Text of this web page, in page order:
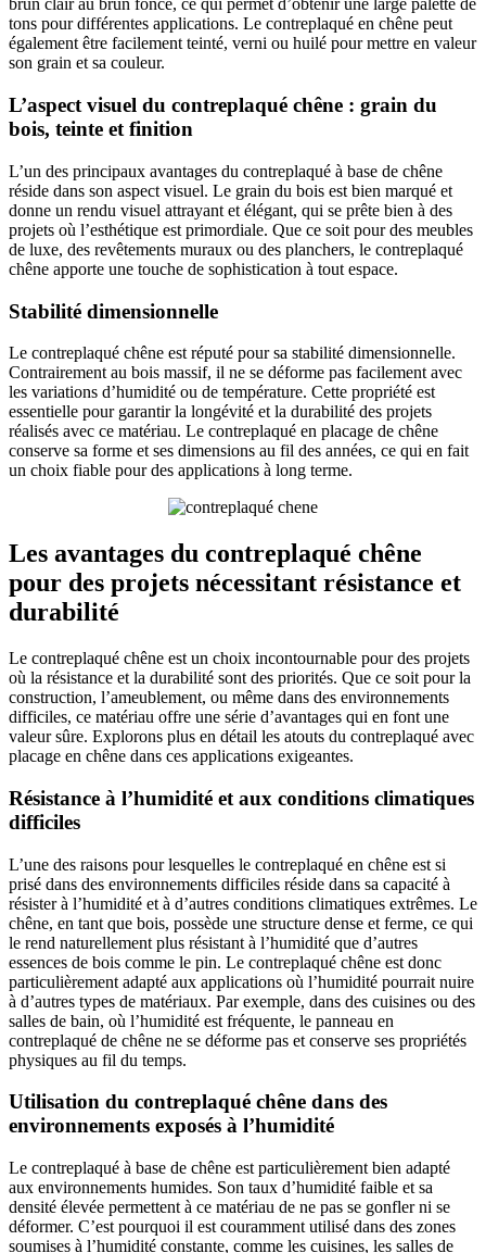
brun clair au brun foncé, ce qui permet d’obtenir une large palette de
tons pour différentes applications. Le contreplaqué en chêne peut
également être facilement teinté, verni ou huilé pour mettre en valeur
son grain et sa couleur.
L’aspect visuel du contreplaqué chêne : grain du
bois, teinte et finition
L’un des principaux avantages du contreplaqué à base de chêne
réside dans son aspect visuel. Le grain du bois est bien marqué et
donne un rendu visuel attrayant et élégant, qui se prête bien à des
projets où l’esthétique est primordiale. Que ce soit pour des meubles
de luxe, des revêtements muraux ou des planchers, le contreplaqué
chêne apporte une touche de sophistication à tout espace.
Stabilité dimensionnelle
Le contreplaqué chêne est réputé pour sa stabilité dimensionnelle.
Contrairement au bois massif, il ne se déforme pas facilement avec
les variations d’humidité ou de température. Cette propriété est
essentielle pour garantir la longévité et la durabilité des projets
réalisés avec ce matériau. Le contreplaqué en placage de chêne
conserve sa forme et ses dimensions au fil des années, ce qui en fait
un choix fiable pour des applications à long terme.
Les avantages du contreplaqué chêne
pour des projets nécessitant résistance et
durabilité
Le contreplaqué chêne est un choix incontournable pour des projets
où la résistance et la durabilité sont des priorités. Que ce soit pour la
construction, l’ameublement, ou même dans des environnements
difficiles, ce matériau offre une série d’avantages qui en font une
valeur sûre. Explorons plus en détail les atouts du contreplaqué avec
placage en chêne dans ces applications exigeantes.
Résistance à l’humidité et aux conditions climatiques
difficiles
L’une des raisons pour lesquelles le contreplaqué en chêne est si
prisé dans des environnements difficiles réside dans sa capacité à
résister à l’humidité et à d’autres conditions climatiques extrêmes. Le
chêne, en tant que bois, possède une structure dense et ferme, ce qui
le rend naturellement plus résistant à l’humidité que d’autres
essences de bois comme le pin. Le contreplaqué chêne est donc
particulièrement adapté aux applications où l’humidité pourrait nuire
à d’autres types de matériaux. Par exemple, dans des cuisines ou des
salles de bain, où l’humidité est fréquente, le panneau en
contreplaqué de chêne ne se déforme pas et conserve ses propriétés
physiques au fil du temps.
Utilisation du contreplaqué chêne dans des
environnements exposés à l’humidité
Le contreplaqué à base de chêne est particulièrement bien adapté
aux environnements humides. Son taux d’humidité faible et sa
densité élevée permettent à ce matériau de ne pas se gonfler ni se
déformer. C’est pourquoi il est couramment utilisé dans des zones
soumises à l’humidité constante, comme les cuisines, les salles de